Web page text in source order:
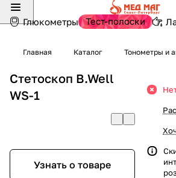
Глюкометры Тест-полоски
Главная Каталог Тонометры и
Стетоскоп B.Well
WS-1
Узнать о товаре